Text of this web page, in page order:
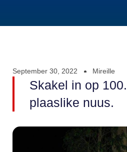
September 30, 2022 Mireille
Skakel in op
plaaslike nuus.